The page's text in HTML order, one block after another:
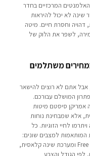
המרכזיים בחדר
שינה לא יכול להיראות
וחסרת חיים. מיטה
לשפר את הלוק של
משתלמים
אתם לא רוצים להישאר
המושלם עבורכם.
אמריקן סיסטם מיטות
אלא שמבחינת נוחות
לחיי הזוגיות. כל
סיסטם מגיעות עם 3 מערכות המותאמות למצבים שונים:
מערכת מתכווננת Dream, מיטה מתכווננת Free Style ומערכת שינה קלאסית,
לפי הגודל והצבע